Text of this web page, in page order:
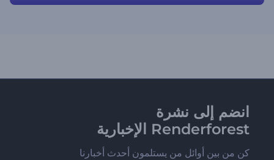
انضم إلى نشرة
Renderforest الإخبارية
كن من بين أوائل من يستلمون أحدث أخبارنا